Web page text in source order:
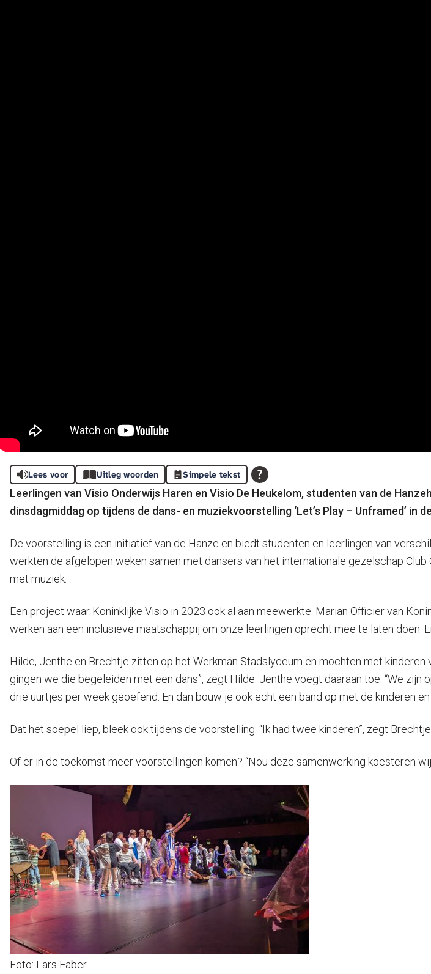
Lees voor Uitleg woorden Simpele tekst
Leerlingen van Visio Onderwijs Haren en Visio De Heukelom, studenten van de
dinsdagmiddag op tijdens de dans- en muziekvoorstelling ‘Let’s Play – Unframed’ in
De voorstelling is een initiatief van de Hanze en biedt studenten en leerlingen van
werkten de afgelopen weken samen met dansers van het internationale gezelschap
met muziek.
Een project waar Koninklijke Visio in 2023 ook al aan meewerkte. Marian Officier van
werken aan een inclusieve maatschappij om onze leerlingen oprecht mee te laten doen.
Hilde, Jenthe en Brechtje zitten op het Werkman Stadslyceum en mochten met kinderen
gingen we die begeleiden met een dans”, zegt Hilde. Jenthe voegt daaraan toe: “We
drie uurtjes per week geoefend. En dan bouw je ook echt een band op met de kinderen
Dat het soepel liep, bleek ook tijdens de voorstelling. “Ik had twee kinderen”, zegt
Of er in de toekomst meer voorstellingen komen? “Nou deze samenwerking koesteren
Foto: Lars Faber